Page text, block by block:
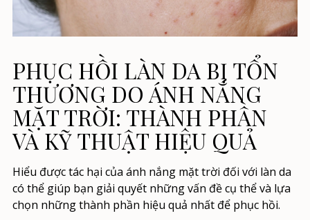
PHỤC HỒI LÀN DA BỊ TỔN
THƯƠNG DO ÁNH NẮNG
MẶT TRỜI: THÀNH PHẦN
VÀ KỸ THUẬT HIỆU QUẢ
Hiểu được tác hại của ánh nắng mặt trời đối với làn da
có thể giúp bạn giải quyết những vấn đề cụ thể và lựa
chọn những thành phần hiệu quả nhất để phục hồi.